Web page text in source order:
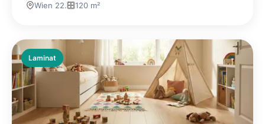
Wien 22. 120 m²
Laminat